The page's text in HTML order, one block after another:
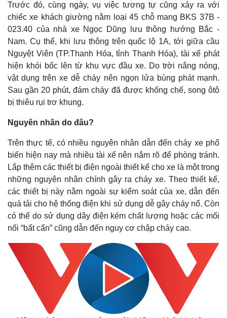
Thế giới
Quan sát
Hồ sơ
Multimedia
Video
Ảnh
E-Magazine
Infographic
Trước đó, cùng ngày, vụ việc tương tự cũng xảy ra với
chiếc xe khách giường nằm loại 45 chỗ mang BKS 37B -
023.40 của nhà xe Ngọc Dũng lưu thông hướng Bắc -
Nam. Cụ thể, khi lưu thông trên quốc lộ 1A, tới giữa cầu
Nguyệt Viên (TP.Thanh Hóa, tỉnh Thanh Hóa), tài xế phát
hiện khói bốc lên từ khu vực đầu xe. Do trời nắng nóng,
vật dụng trên xe dễ cháy nên ngọn lửa bùng phát mạnh.
Sau gần 20 phút, đám cháy đã được khống chế, song ôtô
bị thiêu rụi trơ khung.
Nguyên nhân do đâu?
Trên thực tế, có nhiều nguyên nhân dẫn đến cháy xe phổ
biến hiện nay mà nhiều tài xế nên nắm rõ để phòng tránh.
Lắp thêm các thiết bị điện ngoài thiết kế cho xe là một trong
những nguyên nhân chính gây ra cháy xe. Theo thiết kế,
các thiết bị này nằm ngoài sự kiểm soát của xe, dẫn đến
quá tải cho hệ thống điện khi sử dụng dễ gây cháy nổ. Còn
có thể do sử dụng dây điện kém chất lượng hoặc các mối
nối “bất cẩn” cũng dẫn đến nguy cơ chập cháy cao.